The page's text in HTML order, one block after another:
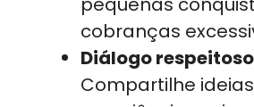
cobranças
Diálogo
Compartilhe